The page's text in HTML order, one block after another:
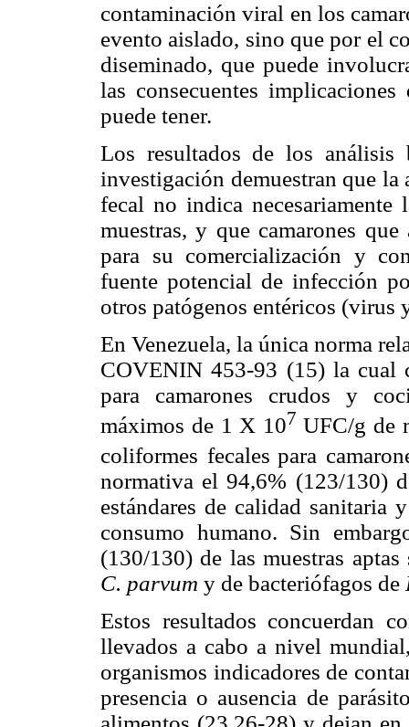
contaminación viral en los
evento aislado, sino que por el
diseminado, que puede
las consecuentes
puede tener.
Los resultados de los análisis
investigación demuestran que
fecal no indica necesariamente
muestras, y que camarones
para su comercialización y
fuente potencial de infección
otros patógenos entéricos (virus
En Venezuela, la única norma
COVENIN 453-93 (15) la cual
para camarones crudos y
máximos de 1 X 107 UFC/g de
coliformes fecales para
normativa el 94,6% (123/130)
estándares de calidad sanitaria
consumo humano. Sin
(130/130) de las muestras
C. parvum y de bacteriófagos de
Estos resultados concuerdan
llevados a cabo a nivel
organismos indicadores de
presencia o ausencia de